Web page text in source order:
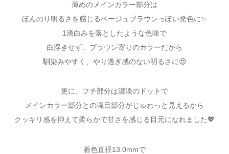
薄めのメインカラー部分は
ほんのり明るさを感じるベージュブラウンっぽい発色に✨
1滴白みを落としたような色味で
白浮きせず、ブラウン寄りのカラーだから
馴染みやすく、やり過ぎ感のない明るさに😍
更に、フチ部分は濃淡のドットで
メインカラー部分との境目部分がじゅわっと見えるから
クッキリ感を抑えて柔らかで甘さを感じる目元になれました💖
着色直径13.0mmで